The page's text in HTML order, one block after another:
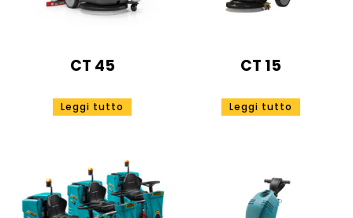
CT 45
Leggi tutto
CT 15
Leggi tutto